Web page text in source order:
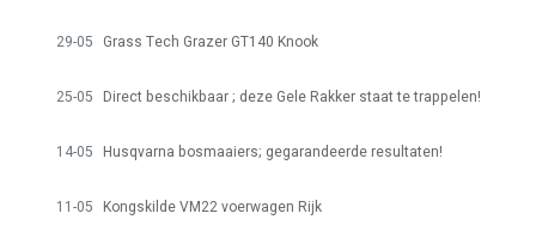
29-05 Grass Tech Grazer GT140 Knook
25-05 Direct beschikbaar ; deze Gele Rakker staat te trappelen!
14-05 Husqvarna bosmaaiers; gegarandeerde resultaten!
11-05 Kongskilde VM22 voerwagen Rijk